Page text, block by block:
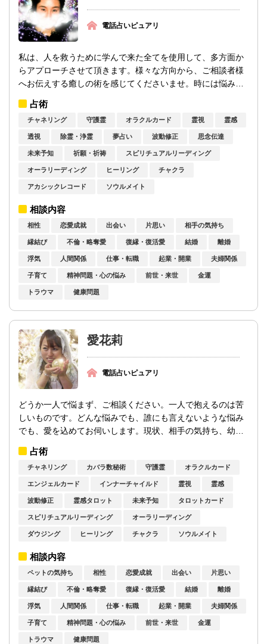
電話占いピュアリ
私は、人を救うために学んで来た全てを使用して、多方面か
らアプローチさせて頂きます。様々な方向から、ご相談者様
へお伝えする癒しの術を感じてくださいませ。時には悩みの
占術
チャネリング 守護霊 オラクルカード 霊視 霊感
透視 除霊・浄霊 夢占い 波動修正 思念伝達
未来予知 祈願・祈祷 スピリチュアルリーディング
オーラリーディング ヒーリング チャクラ
アカシックレコード ソウルメイト
相談内容
相性 恋愛成就 出会い 片思い 相手の気持ち
縁結び 不倫・略奪愛 復縁・復活愛 結婚 離婚
浮気 人間関係 仕事・転職 起業・開業 夫婦関係
子育て 精神問題・心の悩み 前世・来世 金運
トラウマ 健康問題
愛花莉
電話占いピュアリ
どうか一人で悩まず、ご相談ください。一人で抱えるのは苦
しいものです。どんな悩みでも、誰にも言えないような悩み
でも、愛を込めてお伺いします。現状、相手の気持ち、幼少
占術
チャネリング カバラ数秘術 守護霊 オラクルカード
エンジェルカード インナーチャイルド 霊視 霊感
波動修正 霊感タロット 未来予知 タロットカード
スピリチュアルリーディング オーラリーディング
ダウジング ヒーリング チャクラ ソウルメイト
相談内容
ペットの気持ち 相性 恋愛成就 出会い 片思い
縁結び 不倫・略奪愛 復縁・復活愛 結婚 離婚
浮気 人間関係 仕事・転職 起業・開業 夫婦関係
子育て 精神問題・心の悩み 前世・来世 金運
トラウマ 健康問題